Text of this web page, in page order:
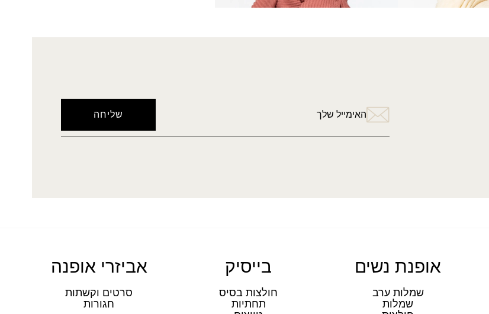
האימייל שלך
אופנת נשים
שמלות ערב
שמלות
בייסיק
חולצות בסיס
תחתיות
אביזרי אופנה
סרטים וקשתות
חגורות